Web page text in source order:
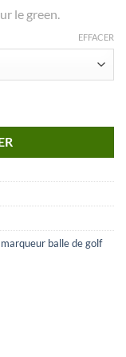
le green.
EFFACER
marqueur balle de golf